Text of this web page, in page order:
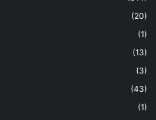
(20)
(1)
(13)
(3)
(43)
(1)